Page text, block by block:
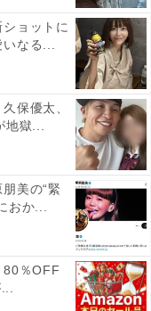
ョットに
いなる...
保優太、
地獄...
美の“緊
おか...
80％OFF